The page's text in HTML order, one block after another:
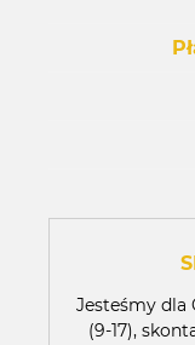
Jesteśmy dla
(9-17),